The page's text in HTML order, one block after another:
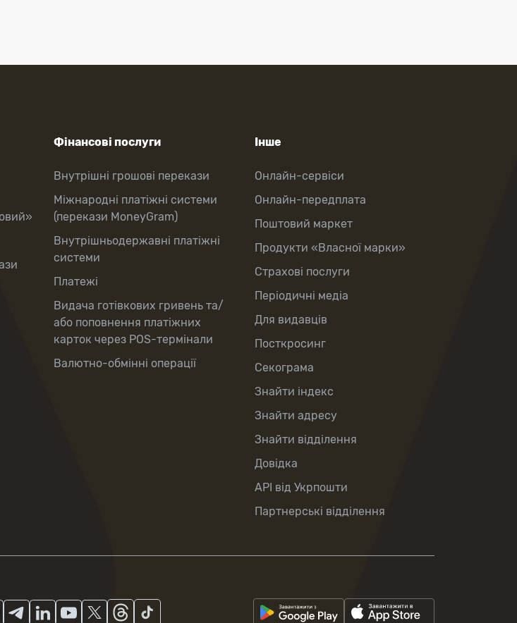
Фінансові послуги
Внутрішні грошові перекази
Міжнародні платіжні системи
(перекази MoneyGram)
Внутрішньодержавні платіжні
системи
Платежі
Видача готівкових гривень та/
або поповнення платіжних
карток через POS-термінали
Валютно-обмінні операції
Інше
Онлайн-сервіси
Онлайн-передплата
Поштовий маркет
Продукти «Власної марки»
Страхові послуги
Періодичні медіа
Для видавців
Посткросинг
Секограма
Знайти індекс
Знайти адресу
Знайти відділення
Довідка
API від Укрпошти
Партнерські відділення